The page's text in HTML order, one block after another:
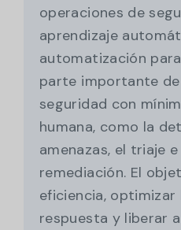
operaciones de
aprendizaje
automatización
parte importante
seguridad con
humana, como la
amenazas, el triaje
remediación. El
eficiencia,
respuesta y liberar